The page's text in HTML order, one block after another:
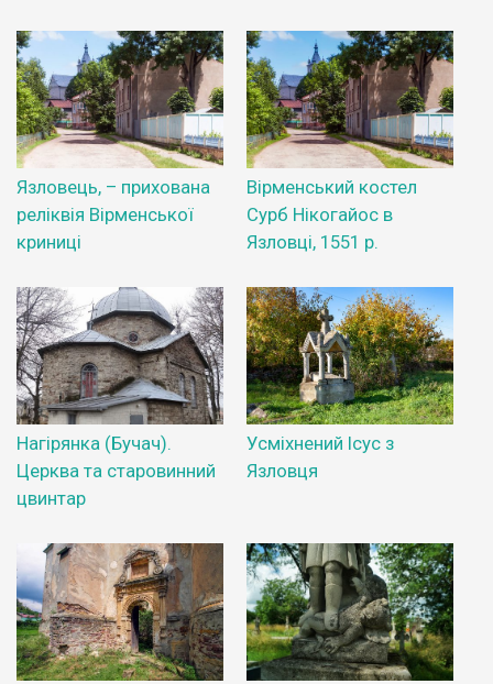
Язловець, – прихована
реліквія Вірменської
криниці
Вірменський костел
Сурб Нікогайос в
Язловці, 1551 р.
Нагірянка (Бучач).
Церква та старовинний
цвинтар
Усміхнений Ісус з
Язловця